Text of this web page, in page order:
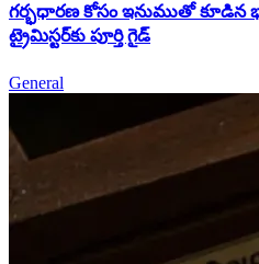
గర్భధారణ కోసం ఇనుముతో
ట్రైమిస్టర్‌కు పూర్తి గైడ్
General